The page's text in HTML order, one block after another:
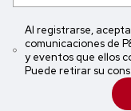
Al registrarse,
comunicaciones de
y eventos que ellos
Puede retirar su